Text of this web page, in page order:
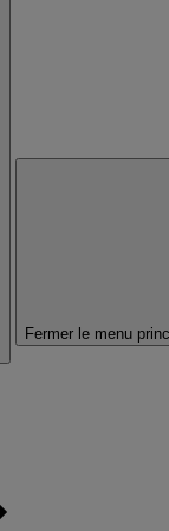
Fermer le menu